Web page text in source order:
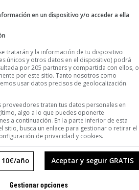
en un dispositivo y/o acceder a ella
tratarán y la información de tu dispositivo
únicos y otros datos en el dispositivo) podrá
por 205 partners y compartida con ellos, o
por este sitio. Tanto nosotros como
usar datos precisos de geolocalización.
proveedores traten tus datos personales en
algo a lo que puedes oponerte
a continuación. En la parte inferior de esta
sitio, busca un enlace para gestionar o retirar el
de privacidad y cookies.
Aceptar y seguir GRATIS
10€/año
Gestionar opciones